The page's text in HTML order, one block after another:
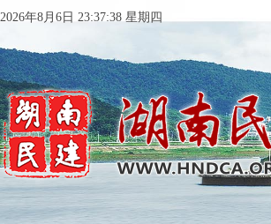
2026年8月6日 23:37:39 星期四